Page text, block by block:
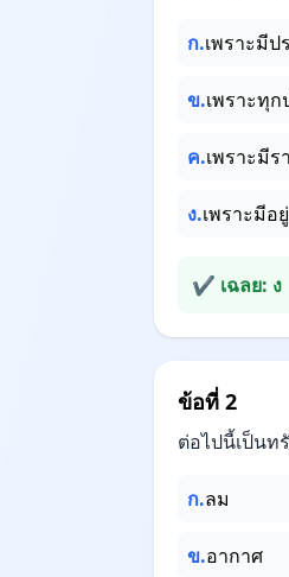
ก.เพราะมี
ข.เพราะทุก
ค.เพราะมีร
ง.เพราะมีอ
✔ เฉลย: ง
ข้อที่ 2
ต่อไปนี้เป็นท
ก.ลม
ข.อากาศ